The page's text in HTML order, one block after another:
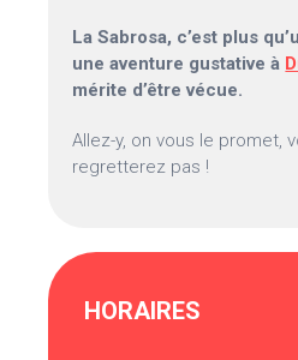
La Sabrosa, c’est plus
une aventure gustative à
mérite d’être vécue.
Allez-y, on vous le promet,
regretterez pas !
HORAIRES